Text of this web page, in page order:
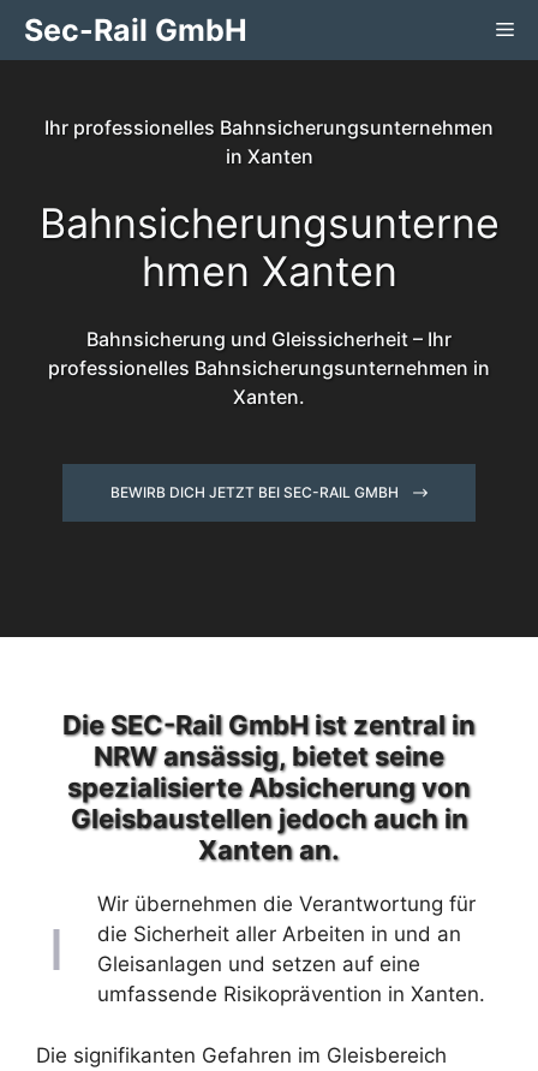
Zum
InhaltSec-Rail GmbH
Ihr professionelles Bahnsicherungsunternehmen
in Xanten
Bahnsicherungsunterne
hmen Xanten
Bahnsicherung und Gleissicherheit – Ihr
professionelles Bahnsicherungsunternehmen in
Xanten.
BEWIRB DICH JETZT BEI SEC-RAIL GMBH
Die SEC-Rail GmbH ist zentral in
NRW ansässig, bietet seine
spezialisierte Absicherung von
Gleisbaustellen jedoch auch in
Xanten an.
Wir übernehmen die Verantwortung für
die Sicherheit aller Arbeiten in und an
Gleisanlagen und setzen auf eine
umfassende Risikoprävention in Xanten.
Die signifikanten Gefahren im Gleisbereich